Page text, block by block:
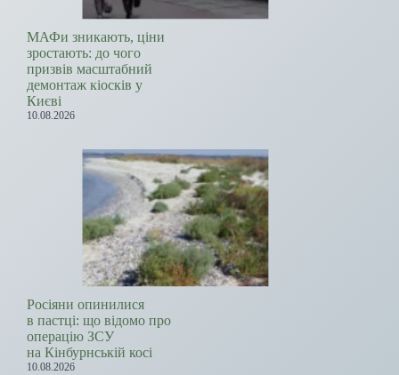
МАФи зникають, ціни
зростають: до чого
призвів масштабний
демонтаж кіосків у
Києві
10.08.2026
Росіяни опинилися
в пастці: що відомо про
операцію ЗСУ
на Кінбурнській косі
10.08.2026